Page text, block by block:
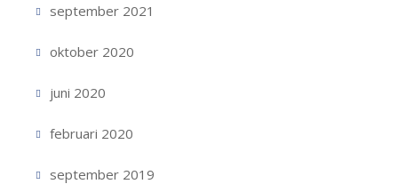
september 2021
oktober 2020
juni 2020
februari 2020
september 2019